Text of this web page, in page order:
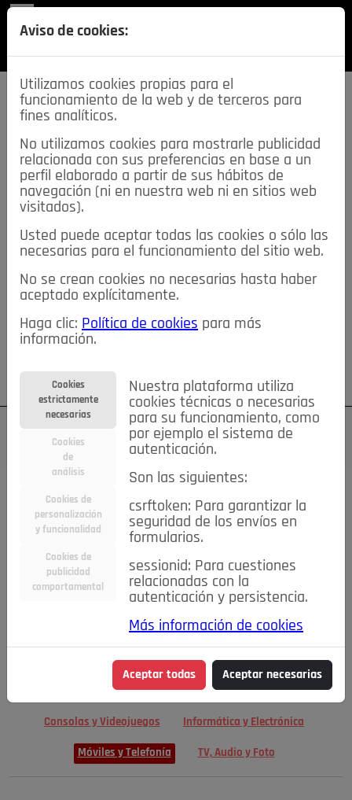
SECCIONES
descarga esta
REVISTA
≡NOTICIAS
NOTICIAS SERVICIOS DE INTERÉS
TABLÓN DE ANUNCIOS MIS ANUNCIOS CONTACTO
NOSOTROS
Su cuenta Regístrese ¿Olvidó su contraseña?
TODAS Deporte Bicicletas Deportes y Ocio
Electrodomésticos
Niños y Bebés Inmobiliaria Construcción y Reformas
Moda Accesorios Ropa Motor
Motor y Accesorios Motos Ocio
Cine, Libros y Música Coleccionismo Otros Otros
Empleo Servicios Tecnología
Consolas y Videojuegos Informática y Electrónica
Móviles y Telefonía TV, Audio y Foto
Aviso de cookies:
Utilizamos cookies propias para el
funcionamiento de la web y de terceros para
fines analíticos.
No utilizamos cookies para mostrarle publicidad
relacionada con sus preferencias en base a un
perfil elaborado a partir de sus hábitos de
navegación (ni en nuestra web ni en sitios web
visitados).
Usted puede aceptar todas las cookies o sólo las
necesarias para el funcionamiento del sitio web.
No se crean cookies no necesarias hasta haber
aceptado explícitamente.
Haga clic: Política de cookies para más
información.
Cookies
estrictamente
necesarias
Cookies
de
análisis
Cookies de
personalización
y funcionalidad
Cookies de
publicidad
comportamental
Nuestra plataforma utiliza
cookies técnicas o necesarias
para su funcionamiento, como
por ejemplo el sistema de
autenticación.
Son las siguientes:
csrftoken: Para garantizar la
seguridad de los envíos en
formularios.
sessionid: Para cuestiones
relacionadas con la
autenticación y persistencia.
Más información de cookies
Aceptar todas Aceptar necesarias